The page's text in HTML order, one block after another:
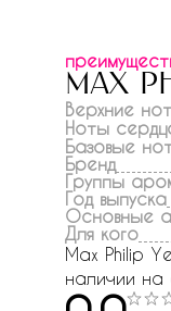
max
Верхние
Ноты
Базовые
Бренд
Группы
Год выпуска
Основные
Для кого
Max Philip
наличии на